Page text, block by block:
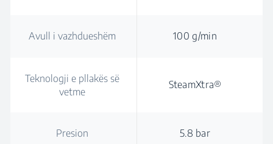
Avull i vazhdueshëm 100 g/min
Teknologji e pllakës së
vetme
SteamXtra®
Presion 5.8 bar